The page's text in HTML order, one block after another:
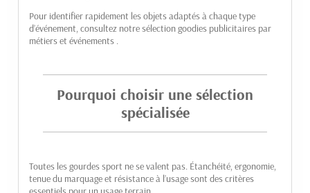
Pour identifier rapidement les objets adaptés à chaque type
d’événement, consultez notre sélectiongoodies publicitaires par
métiers et événements .
Pourquoi choisir une sélection
spécialisée
Toutes les gourdes sport ne se valent pas. Étanchéité, ergonomie,
tenue du marquage et résistance à l’usage sont des critères